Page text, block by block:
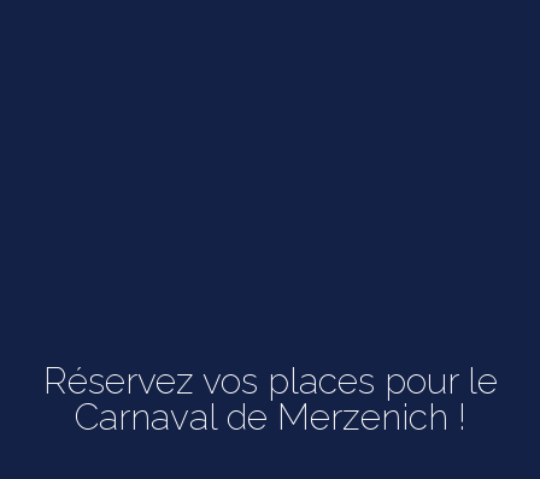
Réservez vos places pour le
Carnaval de Merzenich !